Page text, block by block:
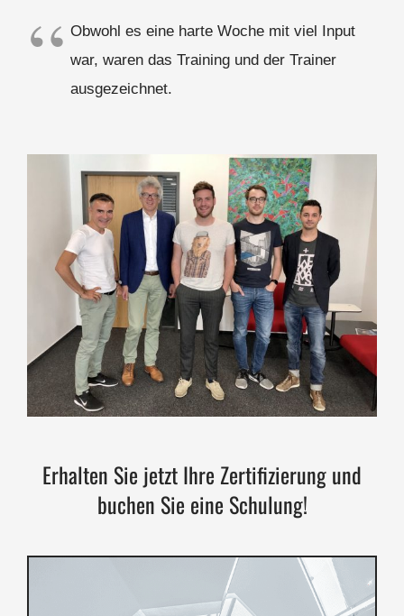
Obwohl es eine harte Woche mit viel Input
war, waren das Training und der Trainer
ausgezeichnet.
Erhalten Sie jetzt Ihre Zertifizierung und
buchen Sie eine Schulung!